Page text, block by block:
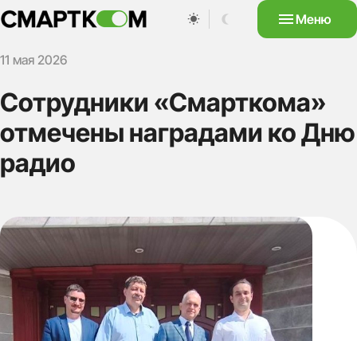
Меню
11 мая 2026
Сотрудники «Смарткома»
отмечены наградами ко Дню
радио